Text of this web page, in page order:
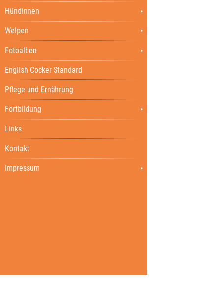
Hündinnen
Welpen
Fotoalben
English Cocker Standard
Pflege und Ernährung
Fortbildung
Links
Kontakt
Impressum